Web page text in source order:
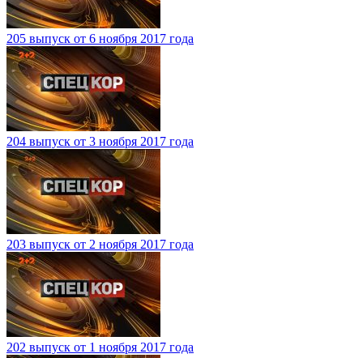
205 выпуск от 6 ноября 2017 года
204 выпуск от 3 ноября 2017 года
203 выпуск от 2 ноября 2017 года
202 выпуск от 1 ноября 2017 года